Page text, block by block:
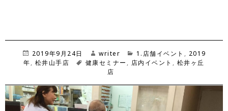
投
稿
2019年9月24日
作
成
writer
カ
テ
ー
1.店舗イベント , 2019
年, 松井山手店
タ
健康セミナー , 店内イベント , 松井ヶ丘
店